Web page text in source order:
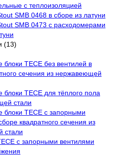
с теплоизоляцией
SMB 0468 в сборе из латуни
SMB 0473 с расходомерами
(13)
блоки TECE без вентилей в
сечения из нержавеющей
блоки TECE для тёплого пола
стали
блоки TECE с запорными
квадратного сечения из
стали
с запорными вентилями